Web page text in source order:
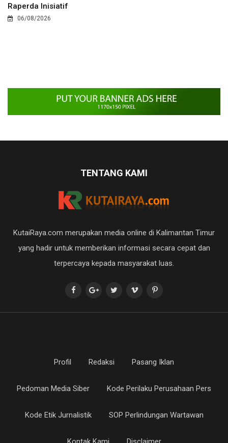
Raperda Inisiatif
06/08/2026
TENTANG KAMI
KutaiRaya.com merupakan media online di Kalimantan Timur
yang hadir untuk memberikan informasi secara cepat dan
terpercaya kepada masyarakat luas.
Profil Redaksi Pasang Iklan
Pedoman Media Siber Kode Perilaku Perusahaan Pers
Kode Etik Jurnalistik SOP Perlindungan Wartawan